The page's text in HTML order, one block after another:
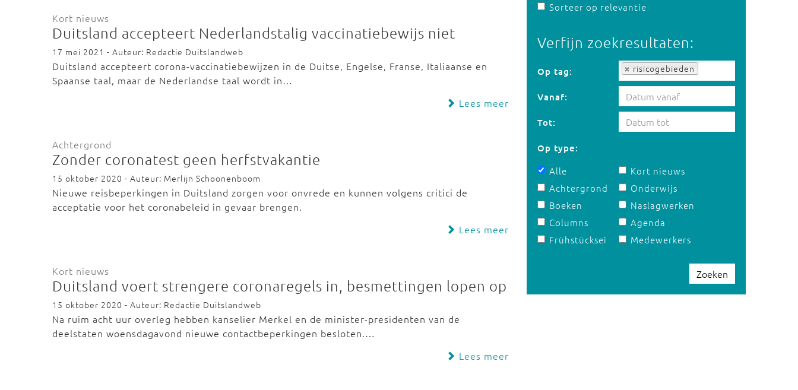
Kort nieuws
Duitsland accepteert Nederlandstalig vaccinatiebewijs niet
17 mei 2021 - Auteur: Redactie Duitslandweb
Duitsland accepteert corona-vaccinatiebewijzen in de Duitse, Engelse, Franse, Italiaanse en
Spaanse taal, maar de Nederlandse taal wordt in…
Lees meer
Achtergrond
Zonder coronatest geen herfstvakantie
15 oktober 2020 - Auteur: Merlijn Schoonenboom
Nieuwe reisbeperkingen in Duitsland zorgen voor onvrede en kunnen volgens critici de
acceptatie voor het coronabeleid in gevaar brengen.
Lees meer
Kort nieuws
Duitsland voert strengere coronaregels in, besmettingen lopen op
15 oktober 2020 - Auteur: Redactie Duitslandweb
Na ruim acht uur overleg hebben kanselier Merkel en de minister-presidenten van de
deelstaten woensdagavond nieuwe contactbeperkingen besloten.…
Lees meer
Sorteer op relevantie
Verfijn zoekresultaten:
Op tag: risicogebieden
Op tag:
Vanaf:
Tot:
Op type:
Alle
Achtergrond
Boeken
Columns
Frühstücksei
Kort nieuws
Onderwijs
Naslagwerken
Agenda
Medewerkers
Zoeken